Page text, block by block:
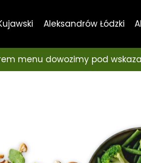
Aleksandrów Łódzki
menu dowozimy pod